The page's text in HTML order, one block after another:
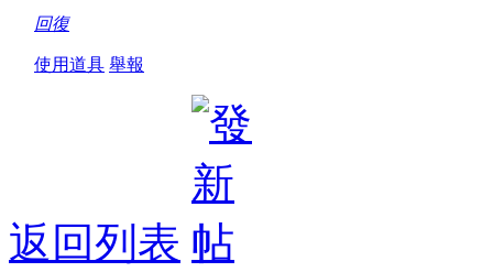
回復
使用道具 舉報
返回列表